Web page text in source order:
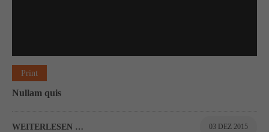
Print
Nullam quis
WEITERLESEN … 03 DEZ 2015